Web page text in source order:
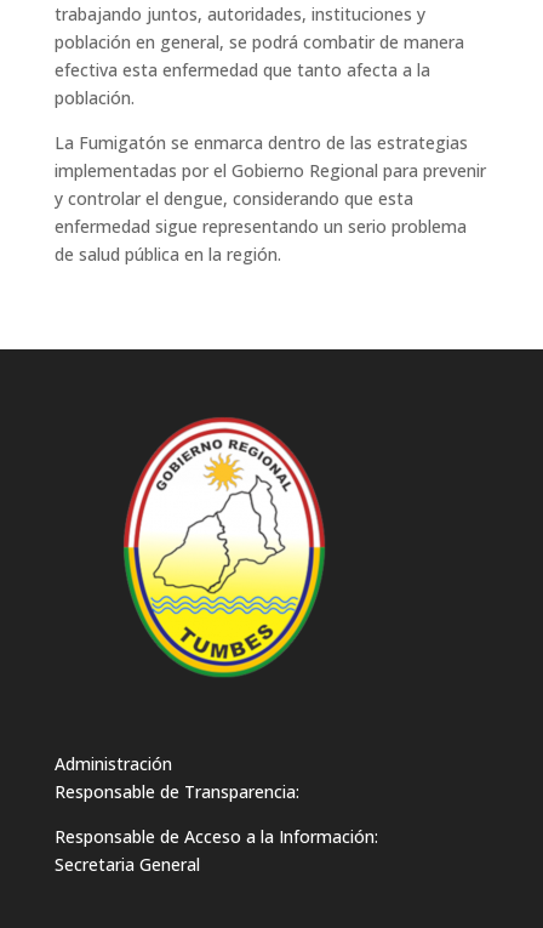
trabajando juntos, autoridades, instituciones y
población en general, se podrá combatir de manera
efectiva esta enfermedad que tanto afecta a la
población.
La Fumigatón se enmarca dentro de las estrategias
implementadas por el Gobierno Regional para prevenir
y controlar el dengue, considerando que esta
enfermedad sigue representando un serio problema
de salud pública en la región.
Administración
Responsable de Transparencia:
Responsable de Acceso a la Información:
Secretaria General